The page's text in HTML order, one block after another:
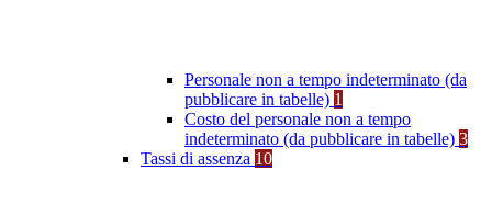
Personale non a tempo indeterminato (da
pubblicare in tabelle) 1
Costo del personale non a tempo
indeterminato (da pubblicare in tabelle) 3
Tassi di assenza 10